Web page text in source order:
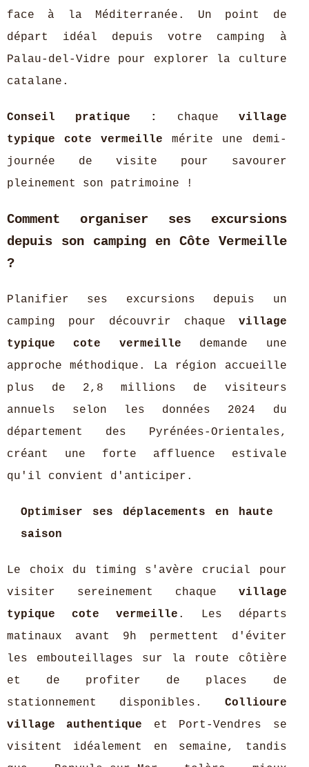
face à la Méditerranée. Un point de
départ idéal depuis votre camping à
Palau-del-Vidre pour explorer la culture
catalane.
Conseil pratique : chaque village
typique cote vermeille mérite une demi-
journée de visite pour savourer
pleinement son patrimoine !
Comment organiser ses excursions
depuis son camping en Côte Vermeille
?
Planifier ses excursions depuis un
camping pour découvrir chaque village
typique cote vermeille demande une
approche méthodique. La région accueille
plus de 2,8 millions de visiteurs
annuels selon les données 2024 du
département des Pyrénées-Orientales,
créant une forte affluence estivale
qu'il convient d'anticiper.
Optimiser ses déplacements en haute
saison
Le choix du timing s'avère crucial pour
visiter sereinement chaque village
typique cote vermeille . Les départs
matinaux avant 9h permettent d'éviter
les embouteillages sur la route côtière
et de profiter de places de
stationnement disponibles. Collioure
village authentique et Port-Vendres se
visitent idéalement en semaine, tandis